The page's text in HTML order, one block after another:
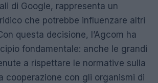
di Google, rappresenta un
che potrebbe influenzare altri
questa decisione, l’Agcom ha
fondamentale: anche le grandi
a rispettare le normative sulla
cooperazione con gli organismi di